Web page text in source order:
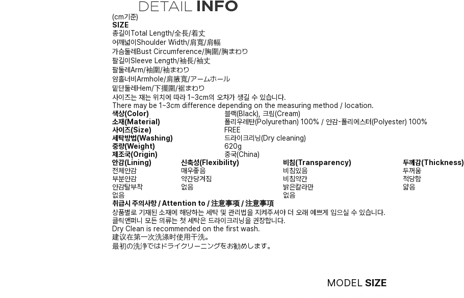
(cm기준)
SIZE
총길이 Total Length/全長/着丈
어깨넓이 Shoulder Width/肩寬/肩幅
가슴둘레 Bust Circumference/胸圍/胸まわり
팔길이 Sleeve Length/袖長/袖丈
팔둘레Arm/袖圍/袖まわり
암홀너비 Armhole/肩腋寬/アームホール
밑단둘레 Hem/下擺圍/裾まわり
사이즈는 재는 위치에 따라 1~3cm의 오차가 생길 수 있습니다.
There may be 1~3cm difference depending on the measuring method / location.
색상(Color)
블랙(Black), 크림(Cream)
소재(Material)
폴리우레탄(Polyurethan) 100% / 안감-폴리에스터(Polyester) 100%
사이즈(Size)
FREE
세탁방법(Washing)
드라이크리닝(Dry cleaning)
중량(Weight)
620g
제조국(Origin)
중국(China)
안감(Lining) 신축성(Flexibility) 비침(Transparency) 두께감(Thickness)
전체안감
매우좋음 비침있음 두꺼움
부분안감
약간당겨짐 비침약간 적당함
안감탈부착
없음 밝은칼라만 얇음
없음
없음
취급시 주의사항 / Attention to / 注意事项 / 注意事項
상품별로 기재된 소재에 해당하는 세탁 및 관리법을 지켜주셔야 더 오래 예쁘게 입으실 수 있습니다.
클릭앤퍼니 모든 의류는 첫 세탁은 드라이크리닝을 권장합니다.
Dry Clean is recommended on the first wash.
建议在第一次洗涤时使用干洗。
最初の洗浄ではドライクリーニングをお勧めします。
MODEL SIZE